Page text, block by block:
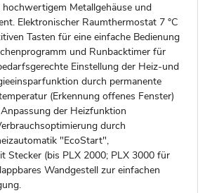
Metallgehäuse und
Elektronischer Raumthermostat 7 °C
Tasten für eine einfache Bedienung
und Runbacktimer für
Einstellung der Heiz-und
durch permanente
(Erkennung offenes Fenster)
der Heizfunktion
durch
"EcoStart",
Stecker (bis PLX 2000; PLX 3000 für
Wandgestell zur einfachen